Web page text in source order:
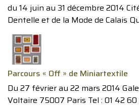
du 14 juin au 31 décembre 2014
Dentelle et de la Mode de Calais
Parcours « Off » de Miniartextile
Du 27 février au 22 mars 2014
Voltaire 75007 Paris Tel : 01 42 60